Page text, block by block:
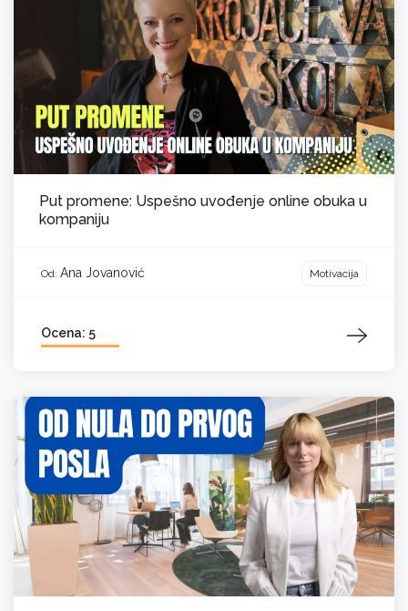
Put promene: Uspešno uvođenje online obuka u
kompaniju
Od: Ana Jovanović Motivacija
Ocena: 5